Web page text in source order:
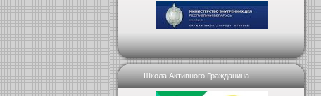
Школа Активного Гражданина